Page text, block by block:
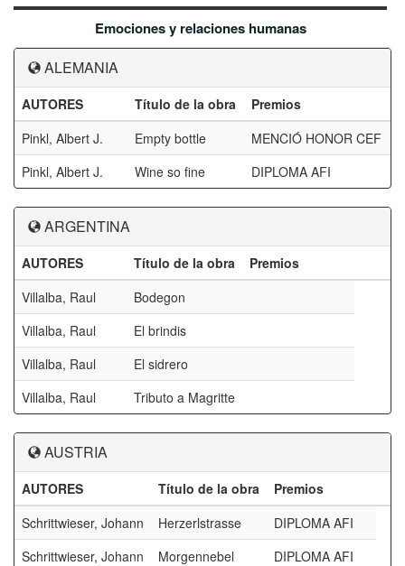
Emociones y relaciones humanas
ALEMANIA
AUTORES Título de la obra
Premios
Pinkl, Albert J.
Empty bottle
MENCIÓ HONOR CEF
Pinkl, Albert J.
Wine so fine DIPLOMA AFI
ARGENTINA
AUTORES Título de la obra
Premios
Villalba, Raul
Bodegon
Villalba, Raul
El brindis
Villalba, Raul
El sidrero
Villalba, Raul
Tributo a Magritte
AUSTRIA
AUTORES Título de la obra
Premios
Schrittwieser, Johann
Herzerlstrasse
DIPLOMA AFI
Schrittwieser, Johann
Morgennebel DIPLOMA AFI